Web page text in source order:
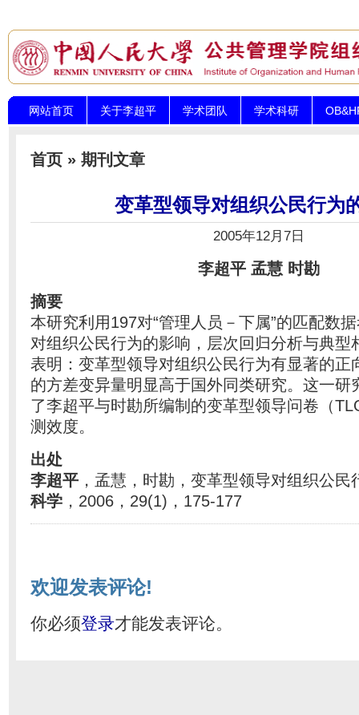
网站首页 关于李超平 学术团队 学术科研
首页» 期刊文章
变革型领导对组织公民行为
2005年12月7日
李超平 孟慧 时勘
摘要
本研究利用197对“管理人员－下属”的匹配数
对组织公民行为的影响，层次回归分析与典型
表明：变革型领导对组织公民行为有显著的正
的方差变异量明显高于国外同类研究。这一研
了李超平与时勘所编制的变革型领导问卷（
测效度。
出处
李超平，孟慧，时勘，变革型领导对组织公民
科学，2006，29(1)，175-177
欢迎发表评论!
你必须登录才能发表评论。